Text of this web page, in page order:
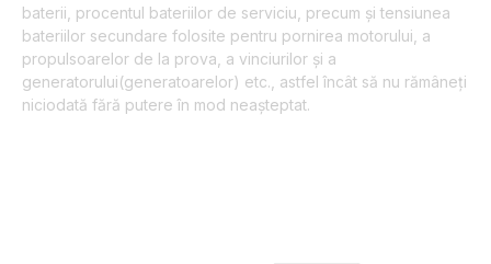
baterii, procentul bateriilor de serviciu, precum și tensiunea
bateriilor secundare folosite pentru pornirea motorului, a
propulsoarelor de la prova, a vinciurilor și a
generatorului(generatoarelor) etc., astfel încât să nu rămâneți
niciodată fără putere în mod neașteptat.